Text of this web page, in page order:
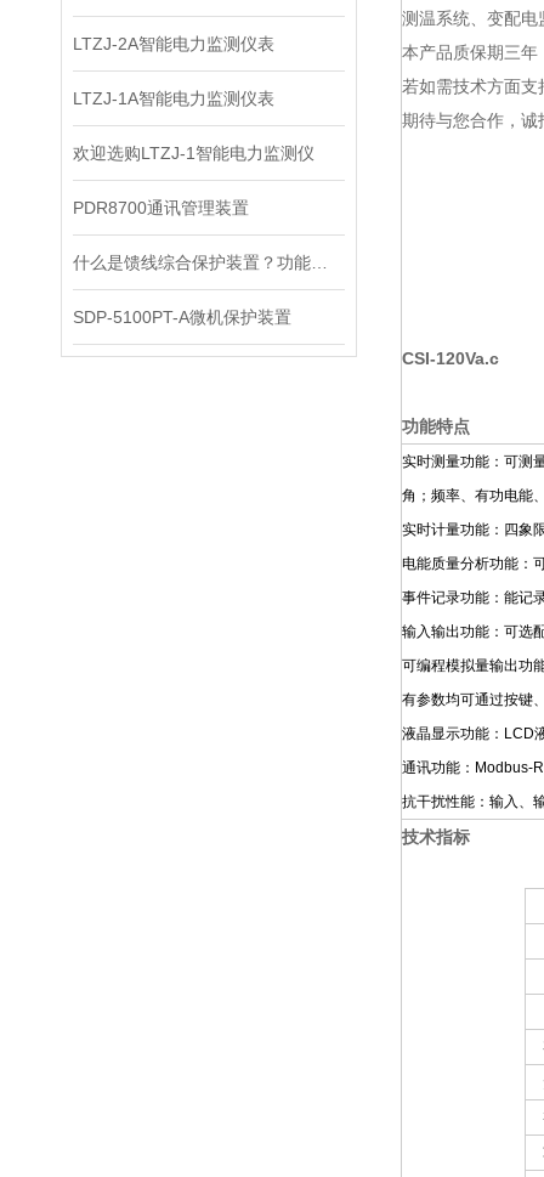
LTZJ-2A智能电力监测仪表
LTZJ-1A智能电力监测仪表
欢迎选购LTZJ-1智能电力监测仪
PDR8700通讯管理装置
SDP-5100PT-A微机保护装置
测温系统、变配电
本产品质保期三年
若如需技术方面
期待与您合作，
CSI-120Va.c
功能特点
实时测量功能：可测
角；频率、有功电能
实时计量功能：四象
电能质量分析功能：
事件记录功能：能记
输入输出功能：可选
可编程模拟量输出功
有参数均可通过按键
液晶显示功能：LCD
通讯功能：Modbus-
抗干扰性能：输入、
技术指标